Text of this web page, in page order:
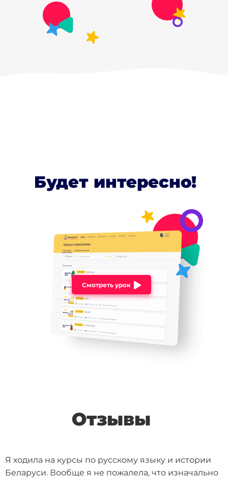
Будет интересно!
Смотреть урок
Отзывы
Я ходила на курсы по русскому языку и истории
Беларуси. Вообще я не пожалела, что изначально